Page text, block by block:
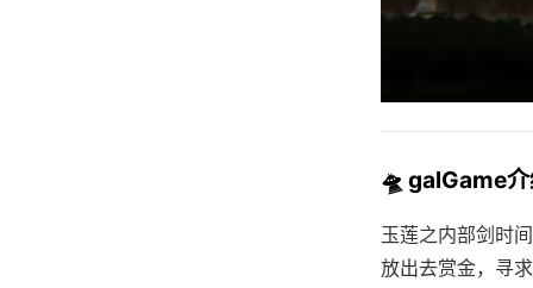
🛸 galGame
玉莲之内部剑时
放出去赏金，寻